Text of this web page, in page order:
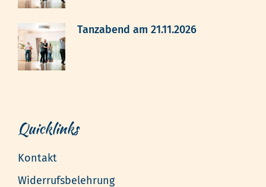
Tanzabend am 21.11.2026
Quicklinks
Kontakt
Widerrufsbelehrung